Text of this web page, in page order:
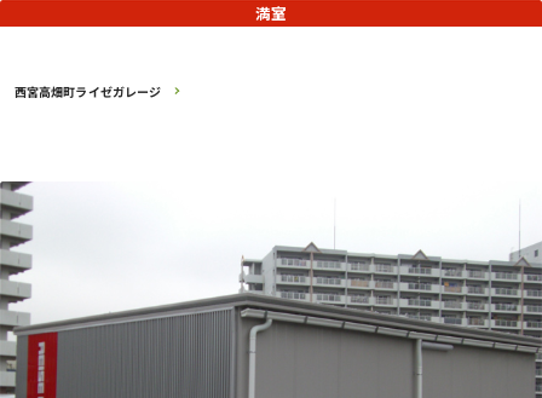
西宮高畑町ライゼガレージ
満室